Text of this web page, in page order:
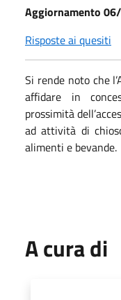
Aggiornamento
Risposte ai quesiti
Si rende noto che
affidare in
prossimità
ad attività di
alimenti e bevande.
A cura di